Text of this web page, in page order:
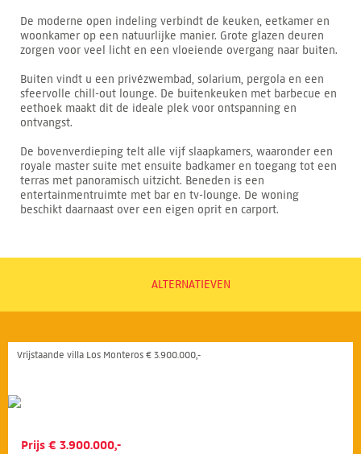
De moderne open indeling verbindt de keuken, eetkamer en
woonkamer op een natuurlijke manier. Grote glazen deuren
zorgen voor veel licht en een vloeiende overgang naar buiten.
Buiten vindt u een privézwembad, solarium, pergola en een
sfeervolle chill-out lounge. De buitenkeuken met barbecue en
eethoek maakt dit de ideale plek voor ontspanning en
ontvangst.
De bovenverdieping telt alle vijf slaapkamers, waaronder een
royale master suite met ensuite badkamer en toegang tot een
terras met panoramisch uitzicht. Beneden is een
entertainmentruimte met bar en tv-lounge. De woning
beschikt daarnaast over een eigen oprit en carport.
ALTERNATIEVEN
Vrijstaande villa Los Monteros € 3.900.000,-
Prijs € 3.900.000,-